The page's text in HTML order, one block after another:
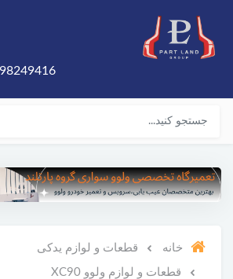
- 09126361710
خانه قطعات و لوازم یدکی
قطعات و لوازم ولوو XC90